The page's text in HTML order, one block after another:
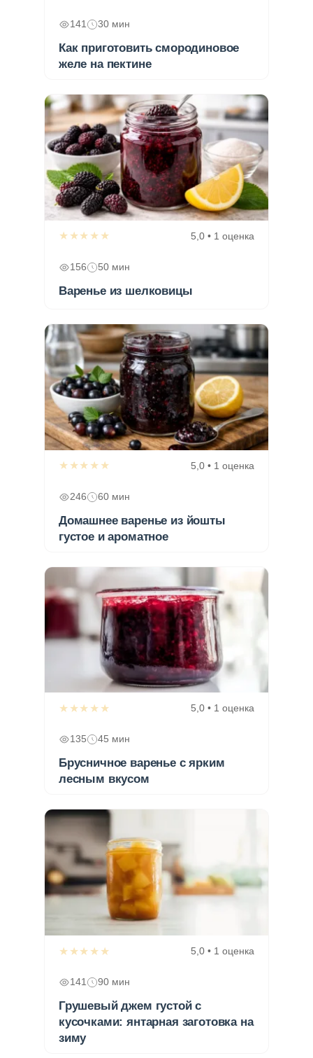
141 30 мин
Как приготовить смородиновое
желе на пектине
★★★★★ 5,0 • 1 оценка
156 50 мин
Варенье из шелковицы
★★★★★ 5,0 • 1 оценка
246 60 мин
Домашнее варенье из йошты
густое и ароматное
★★★★★ 5,0 • 1 оценка
135 45 мин
Брусничное варенье с ярким
лесным вкусом
★★★★★ 5,0 • 1 оценка
141 90 мин
Грушевый джем густой с
кусочками: янтарная заготовка на
зиму